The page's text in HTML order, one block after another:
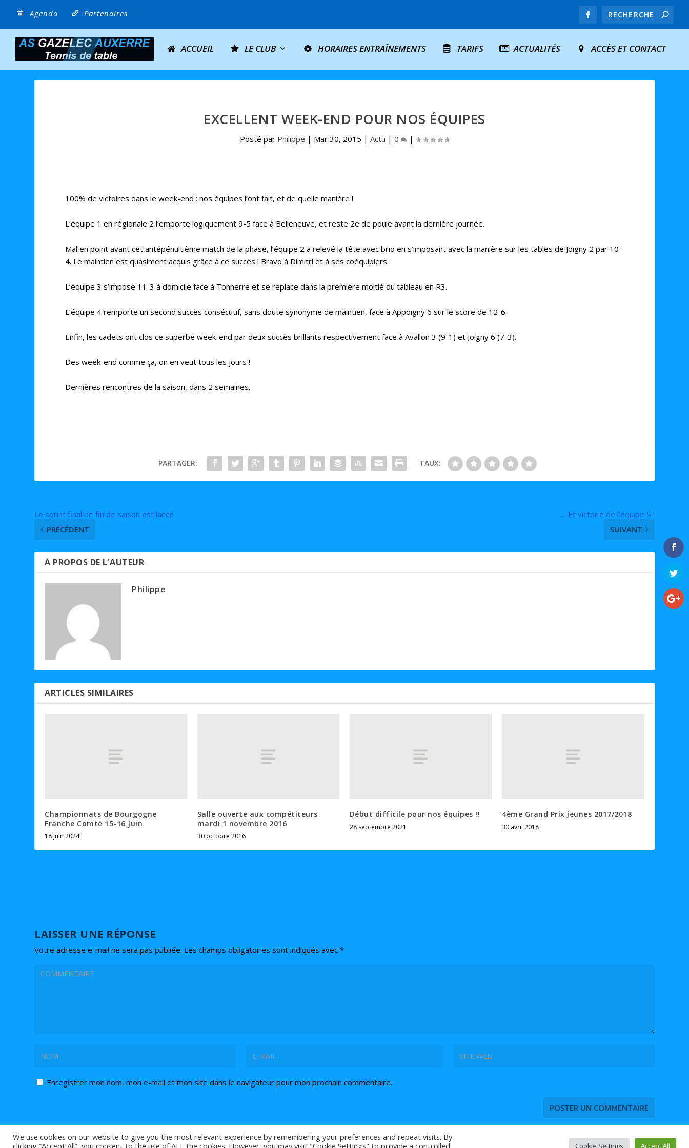
Agenda Partenaires
ACCUEIL LE CLUB HORAIRES ENTRAÎNEMENTS TARIFS ACTUALITÉS ACCÈS ET CONTACT
EXCELLENT WEEK-END POUR NOS ÉQUIPES
Posté par Philippe | Mar 30, 2015 | Actu | 0 |
100% de victoires dans le week-end : nos équipes l’ont fait, et de quelle manière !
L’équipe 1 en régionale 2 l’emporte logiquement 9-5 face à Belleneuve, et reste 2e de poule avant la dernière journée.
Mal en point avant cet antépénultième match de la phase, l’équipe 2 a relevé la tête avec brio en s’imposant avec la manière sur les tables de Joigny 2 par 10-
4. Le maintien est quasiment acquis grâce à ce succès ! Bravo à Dimitri et à ses coéquipiers.
L’équipe 3 s’impose 11-3 à domicile face à Tonnerre et se replace dans la première moitié du tableau en R3.
L’équipe 4 remporte un second succès consécutif, sans doute synonyme de maintien, face à Appoigny 6 sur le score de 12-6.
Enfin, les cadets ont clos ce superbe week-end par deux succès brillants respectivement face à Avallon 3 (9-1) et Joigny 6 (7-3).
Des week-end comme ça, on en veut tous les jours !
Dernières rencontres de la saison, dans 2 semaines.
PARTAGER: TAUX:
Le sprint final de fin de saison est lancé
PRÉCÉDENT
… Et victoire de l’équipe 5 !
SUIVANT
A PROPOS DE L'AUTEUR
Philippe
ARTICLES SIMILAIRES
Championnats de Bourgogne
Franche Comté 15-16 Juin
18 juin 2024
Salle ouverte aux compétiteurs
mardi 1 novembre 2016
30 octobre 2016
Début difficile pour nos équipes !!
28 septembre 2021
4ème Grand Prix jeunes 2017/2018
30 avril 2018
LAISSER UNE RÉPONSE
Votre adresse e-mail ne sera pas publiée. Les champs obligatoires sont indiqués avec*
Enregistrer mon nom, mon e-mail et mon site dans le navigateur pour mon prochain commentaire.
We use cookies on our website to give you the most relevant experience by remembering your preferences and repeat visits. By
clicking “Accept All”, you consent to the use of ALL the cookies. However, you may visit "Cookie Settings" to provide a controlled
Cookie Settings Accept All